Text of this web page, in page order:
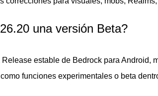
de accesibilidad con opciones ajustables
de la dirección Chaos Cubed con
una versión Beta?
estable de Bedrock para Android,
funciones experimentales o beta